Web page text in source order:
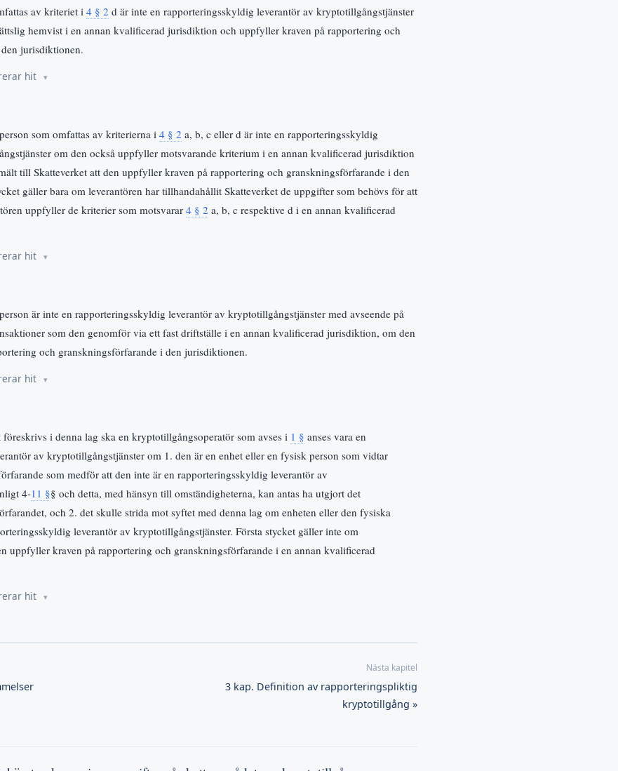
av kriteriet i 4 § 2 d är inte en rapporteringsskyldig leverantör av kryptotillgångstjänster
hemvist i en annan kvalificerad jurisdiktion och uppfyller kraven på rapportering och
jurisdiktionen.
hit
som omfattas av kriterierna i 4 § 2 a, b, c eller d är inte en rapporteringsskyldig
om den också uppfyller motsvarande kriterium i en annan kvalificerad jurisdiktion
till Skatteverket att den uppfyller kraven på rapportering och granskningsförfarande i den
gäller bara om leverantören har tillhandahållit Skatteverket de uppgifter som behövs för att
uppfyller de kriterier som motsvarar 4 § 2 a, b, c respektive d i en annan kvalificerad
hit
är inte en rapporteringsskyldig leverantör av kryptotillgångstjänster med avseende på
som den genomför via ett fast driftställe i en annan kvalificerad jurisdiktion, om den
och granskningsförfarande i den jurisdiktionen.
hit
i denna lag ska en kryptotillgångsoperatör som avses i 1 § anses vara en
av kryptotillgångstjänster om 1. den är en enhet eller en fysisk person som vidtar
som medför att den inte är en rapporteringsskyldig leverantör av
4-11 §§ och detta, med hänsyn till omständigheterna, kan antas ha utgjort det
och 2. det skulle strida mot syftet med denna lag om enheten eller den fysiska
leverantör av kryptotillgångstjänster. Första stycket gäller inte om
uppfyller kraven på rapportering och granskningsförfarande i en annan kvalificerad
hit
3 kap. Definition av rapporteringspliktig
kryptotillgång »